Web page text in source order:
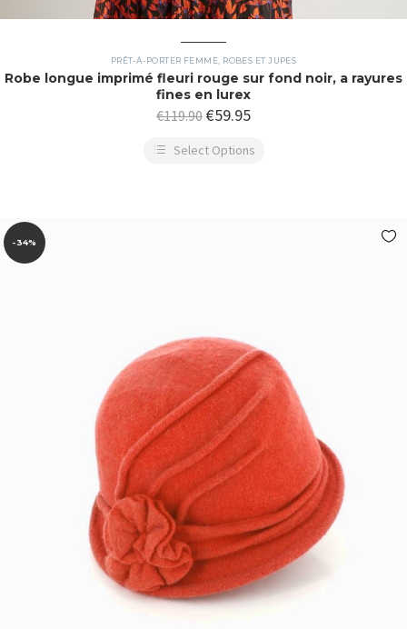
PRÊT-À-PORTER FEMME ROBES ET JUPES
Robe longue imprimé fleuri rouge sur fond noir, a rayures
fines en lurex
€119.90 €59.95
Select Options
-34%